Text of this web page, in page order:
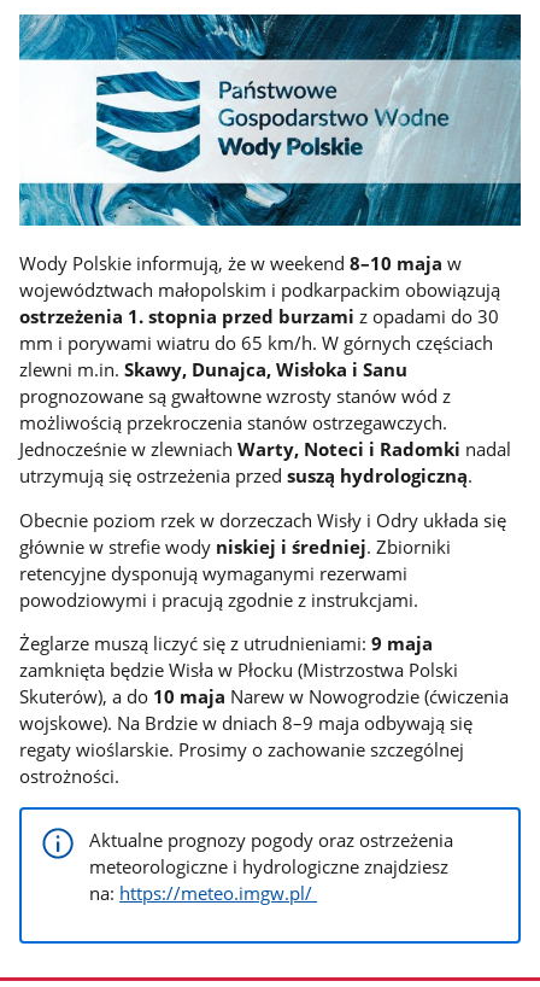
Wody Polskie informują, że w weekend8–10 maja w
województwach małopolskim i podkarpackim obowiązują
ostrzeżenia 1. stopnia przed burzami z opadami do 30
mm i porywami wiatru do 65 km/h. W górnych częściach
zlewni m.in.Skawy, Dunajca, Wisłoka i Sanu
prognozowane są gwałtowne wzrosty stanów wód z
możliwością przekroczenia stanów ostrzegawczych.
Jednocześnie w zlewniachWarty, Noteci i Radomki nadal
utrzymują się ostrzeżenia przedsuszą hydrologiczną.
Obecnie poziom rzek w dorzeczach Wisły i Odry układa się
głównie w strefie wody niskiej i średniej. Zbiorniki
retencyjne dysponują wymaganymi rezerwami
powodziowymi i pracują zgodnie z instrukcjami.
Żeglarze muszą liczyć się z utrudnieniami:9 maja
zamknięta będzie Wisła w Płocku (Mistrzostwa Polski
Skuterów), a do 10 maja Narew w Nowogrodzie (ćwiczenia
wojskowe). Na Brdzie w dniach 8–9 maja odbywają się
regaty wioślarskie. Prosimy o zachowanie szczególnej
ostrożności.
Aktualne prognozy pogody oraz ostrzeżenia
meteorologiczne i hydrologiczne znajdziesz
na: https://meteo.imgw.pl/